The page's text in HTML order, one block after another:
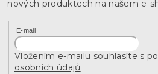
nových produktech na našem e-
E-mail
Vložením e-mailu souhlasíte s
osobních údajů